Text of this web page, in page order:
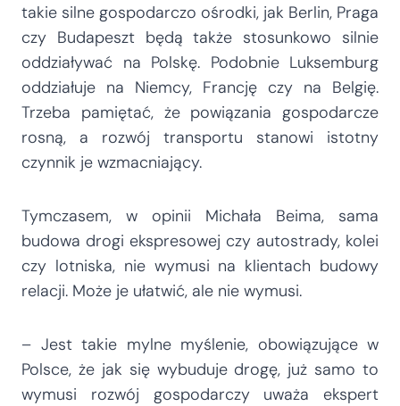
takie silne gospodarczo ośrodki, jak Berlin, Praga
czy Budapeszt będą także stosunkowo silnie
oddziaływać na Polskę. Podobnie Luksemburg
oddziałuje na Niemcy, Francję czy na Belgię.
Trzeba pamiętać, że powiązania gospodarcze
rosną, a rozwój transportu stanowi istotny
czynnik je wzmacniający.
Tymczasem, w opinii Michała Beima, sama
budowa drogi ekspresowej czy autostrady, kolei
czy lotniska, nie wymusi na klientach budowy
relacji. Może je ułatwić, ale nie wymusi.
– Jest takie mylne myślenie, obowiązujące w
Polsce, że jak się wybuduje drogę, już samo to
wymusi rozwój gospodarczy uważa ekspert